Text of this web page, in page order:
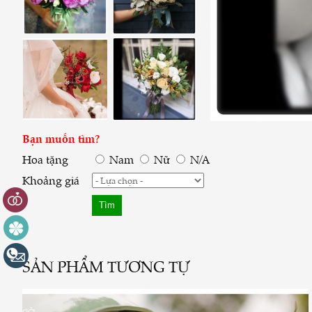
Bạn muốn tìm?
Hoa tặng
Nam Nữ
N/A
Khoảng giá
SẢN PHẨM TƯƠNG TỰ